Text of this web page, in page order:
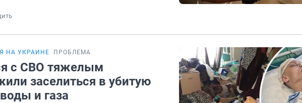
НА УКРАИНЕ ПРОБЛЕМА
с СВО тяжелым
заселиться в убитую
и газа